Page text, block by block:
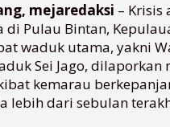
H
a
n
t
a
m
B
mejaredaksi – Krisis
Pulau Bintan,
waduk utama, yakni
Sei Jago, dilaporkan
kemarau
lebih dari sebulan